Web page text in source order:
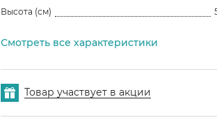
Высота (см)
Смотреть все характеристики
Товар участвует в акции